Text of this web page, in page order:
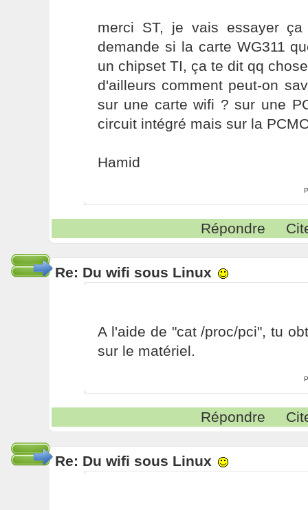
merci ST, je vais essayer
demande si la carte WG311
un chipset TI, ça te dit qq
d'ailleurs comment peut-on
sur une carte wifi ? sur une
circuit intégré mais sur la
Hamid
Répondre
Re: Du wifi sous Linux
A l'aide de "cat /proc/pci", tu
sur le matériel.
Répondre
Re: Du wifi sous Linux